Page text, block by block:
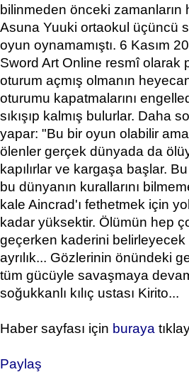
bilinmeden önceki zamanların
Asuna Yuuki ortaokul üçüncü
oyun oynamamıştı. 6 Kasım
Sword Art Online resmî olarak
oturum açmış olmanın
oturumu kapatmalarını
sıkışıp kalmış bulurlar. Daha
yapar: "Bu bir oyun olabilir
ölenler gerçek dünyada da
kapılırlar ve kargaşa başlar.
bu dünyanın kurallarını
kale Aincrad'ı fethetmek için
kadar yüksektir. Ölümün hep
geçerken kaderini belirleyecek
ayrılık... Gözlerinin önündeki
tüm gücüyle savaşmaya
soğukkanlı kılıç ustası Kirito...
Haber sayfası için buraya
Paylaş